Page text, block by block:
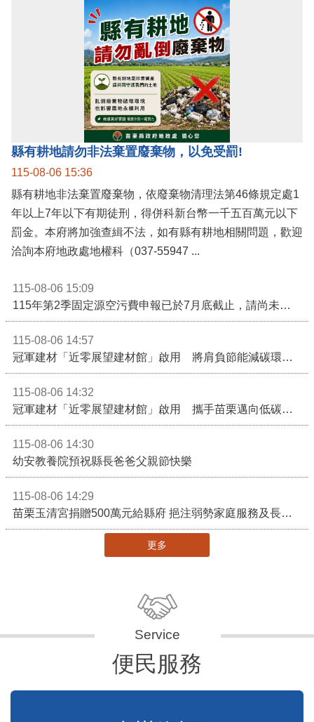
縣有耕地請勿非法棄置廢棄物，以免受罰!
115-08-06 15:36
縣有耕地非法棄置廢棄物，依廢棄物清理法第46條規定處1
年以上7年以下有期徒刑，得併科新台幣一千五百萬元以下
罰金。本府將加強查緝不法，如有縣有耕地相關問題，歡迎
洽詢本府地政處地權科（037-55947 ...
115-08-06 15:09
115年第2季固定源空污費申報已於7月底截止，請尚未申報公私場所儘速完成申繳，以免面臨滯納金及罰鍰!
115-08-06 14:57
冠軍建材「近零展望建材館」啟用 將肩負節能減碳環境教育重任
115-08-06 14:32
冠軍建材「近零展望建材館」啟用 攜手苗栗邁向低碳建築新未來
115-08-06 14:30
幼安教養院預祝縣長爸爸父親節快樂
115-08-06 14:29
苗栗玉清宮捐贈500萬元給縣府 挹注弱勢家庭服務及長照醫療資源
更多
便民服務